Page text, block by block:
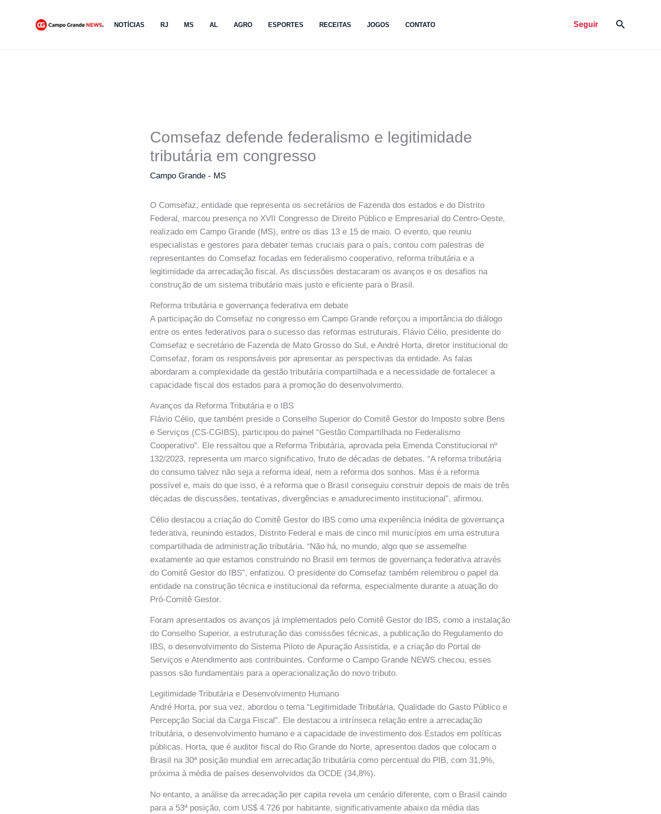
NOTÍCIAS RJ MS AL AGRO ESPORTES RECEITAS JOGOS CONTATO Seguir Pesquisar
Comsefaz defende federalismo e legitimidade
tributária em congresso
Campo Grande - MS
O Comsefaz, entidade que representa os secretários de Fazenda dos estados e do Distrito
Federal, marcou presença no XVII Congresso de Direito Público e Empresarial do Centro-Oeste,
realizado em Campo Grande (MS), entre os dias 13 e 15 de maio. O evento, que reuniu
especialistas e gestores para debater temas cruciais para o país, contou com palestras de
representantes do Comsefaz focadas em federalismo cooperativo, reforma tributária e a
legitimidade da arrecadação fiscal. As discussões destacaram os avanços e os desafios na
construção de um sistema tributário mais justo e eficiente para o Brasil.
Reforma tributária e governança federativa em debate
A participação do Comsefaz no congresso em Campo Grande reforçou a importância do diálogo
entre os entes federativos para o sucesso das reformas estruturais. Flávio Célio, presidente do
Comsefaz e secretário de Fazenda de Mato Grosso do Sul, e André Horta, diretor institucional do
Comsefaz, foram os responsáveis por apresentar as perspectivas da entidade. As falas
abordaram a complexidade da gestão tributária compartilhada e a necessidade de fortalecer a
capacidade fiscal dos estados para a promoção do desenvolvimento.
Avanços da Reforma Tributária e o IBS
Flávio Célio, que também preside o Conselho Superior do Comitê Gestor do Imposto sobre Bens
e Serviços (CS-CGIBS), participou do painel “Gestão Compartilhada no Federalismo
Cooperativo”. Ele ressaltou que a Reforma Tributária, aprovada pela Emenda Constitucional nº
132/2023, representa um marco significativo, fruto de décadas de debates. “A reforma tributária
do consumo talvez não seja a reforma ideal, nem a reforma dos sonhos. Mas é a reforma
possível e, mais do que isso, é a reforma que o Brasil conseguiu construir depois de mais de três
décadas de discussões, tentativas, divergências e amadurecimento institucional”, afirmou.
Célio destacou a criação do Comitê Gestor do IBS como uma experiência inédita de governança
federativa, reunindo estados, Distrito Federal e mais de cinco mil municípios em uma estrutura
compartilhada de administração tributária. “Não há, no mundo, algo que se assemelhe
exatamente ao que estamos construindo no Brasil em termos de governança federativa através
do Comitê Gestor do IBS”, enfatizou. O presidente do Comsefaz também relembrou o papel da
entidade na construção técnica e institucional da reforma, especialmente durante a atuação do
Pró-Comitê Gestor.
Foram apresentados os avanços já implementados pelo Comitê Gestor do IBS, como a instalação
do Conselho Superior, a estruturação das comissões técnicas, a publicação do Regulamento do
IBS, o desenvolvimento do Sistema Piloto de Apuração Assistida, e a criação do Portal de
Serviços e Atendimento aos contribuintes. Conforme o Campo Grande NEWS checou, esses
passos são fundamentais para a operacionalização do novo tributo.
Legitimidade Tributária e Desenvolvimento Humano
André Horta, por sua vez, abordou o tema “Legitimidade Tributária, Qualidade do Gasto Público e
Percepção Social da Carga Fiscal”. Ele destacou a intrínseca relação entre a arrecadação
tributária, o desenvolvimento humano e a capacidade de investimento dos Estados em políticas
públicas. Horta, que é auditor fiscal do Rio Grande do Norte, apresentou dados que colocam o
Brasil na 30ª posição mundial em arrecadação tributária como percentual do PIB, com 31,9%,
próxima à média de países desenvolvidos da OCDE (34,8%).
No entanto, a análise da arrecadação per capita revela um cenário diferente, com o Brasil caindo
para a 53ª posição, com US$ 4.726 por habitante, significativamente abaixo da média das